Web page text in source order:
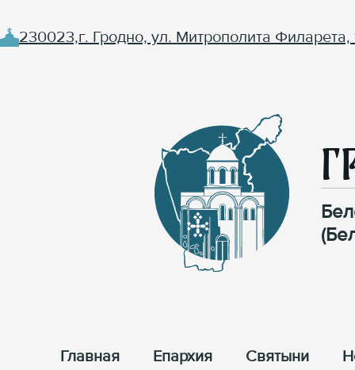
230023,г. Гродно, ул. Митрополита Филарета,
Главная Епархия Cвятыни